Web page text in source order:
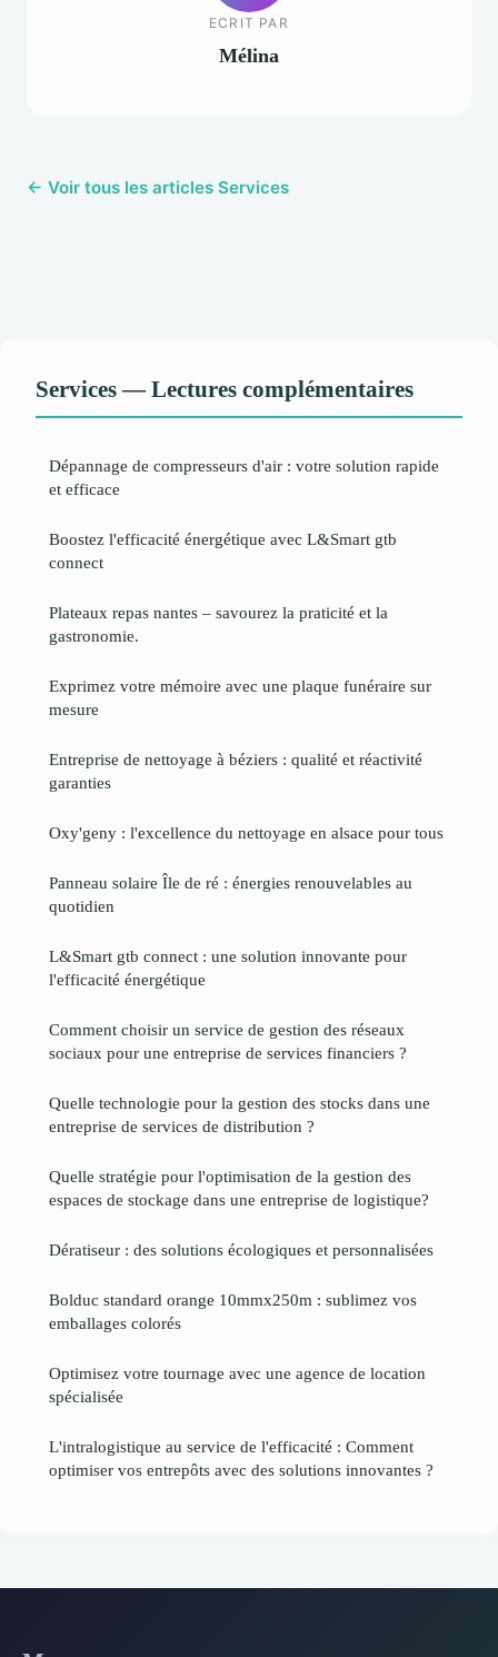
ECRIT PAR
Mélina
← Voir tous les articles Services
Services — Lectures complémentaires
Dépannage de compresseurs d'air : votre solution rapide
et efficace
Boostez l'efficacité énergétique avec L&Smart gtb
connect
Plateaux repas nantes – savourez la praticité et la
gastronomie.
Exprimez votre mémoire avec une plaque funéraire sur
mesure
Entreprise de nettoyage à béziers : qualité et réactivité
garanties
Oxy'geny : l'excellence du nettoyage en alsace pour tous
Panneau solaire Île de ré : énergies renouvelables au
quotidien
L&Smart gtb connect : une solution innovante pour
l'efficacité énergétique
Comment choisir un service de gestion des réseaux
sociaux pour une entreprise de services financiers ?
Quelle technologie pour la gestion des stocks dans une
entreprise de services de distribution ?
Quelle stratégie pour l'optimisation de la gestion des
espaces de stockage dans une entreprise de logistique?
Dératiseur : des solutions écologiques et personnalisées
Bolduc standard orange 10mmx250m : sublimez vos
emballages colorés
Optimisez votre tournage avec une agence de location
spécialisée
L'intralogistique au service de l'efficacité : Comment
optimiser vos entrepôts avec des solutions innovantes ?